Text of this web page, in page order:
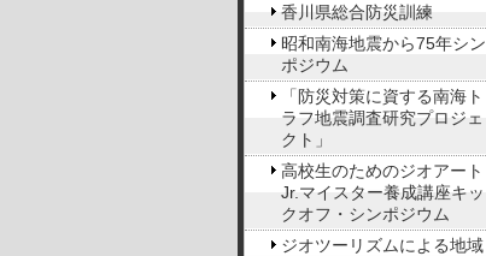
香川県総合防災訓練
昭和南海地震から75年シン
ポジウム
「防災対策に資する南海ト
ラフ地震調査研究プロジェ
クト」
高校生のためのジオアート
Jr.マイスター養成講座キッ
クオフ・シンポジウム
ジオツーリズムによる地域